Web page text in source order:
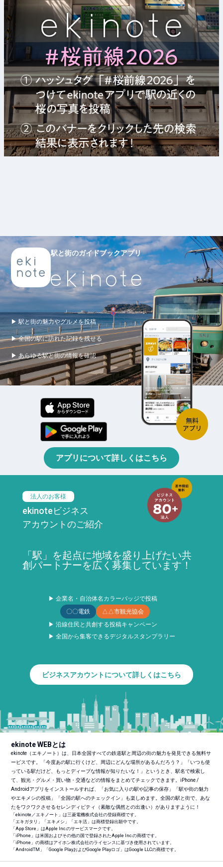
駅と街のガイドブックアプリ
▶ 駅と街の魅力やグルメを投稿
▶ 全国の駅に訪れた記録を残せる
▶ あらゆる駅と街の情報を確認
アプリについて詳しくはこちら
法人のお客様
ekinoteビジネス
アカウントのご紹介
「駅」を起点に地域を盛り上げたい共
創パートナーを広く募集しています！
▶ 企業名・自治体名カラーバッジで投稿
〇〇電鉄
△△市観光協会
▶ 沿線住民と共創する投稿キャンペーン
▶ 全国から集客できるデジタルスタンプラリー
ビジネスアカウントについて詳しくはこちら
ekinote WEBとは
ekinote（エキノート）は、日本全国すべての鉄道駅と周辺の街の魅力を発見できる無料サ
ービスです。「今度あの駅に行くけど、周辺にどんな場所があるんだろう？」「いつも使
っている駅だけど、もっとディープな情報が知りたいな！」というとき、駅名で検索し
て、観光・グルメ・買い物・交通などの情報をまとめてチェックできます。iPhone /
Androidアプリをインストールすれば、「お気に入りの駅や記事の保存」「駅や街の魅力
やエキメシの投稿」「全国の駅へのチェックイン」も楽しめます。全国の駅と街で、あな
たをワクワクさせるセレンディピティ（素敵な偶然との出逢い）がありますように！
「ekinote／エキノート」は三菱電機株式会社の登録商標です。
「エキガタリ」「エキメシ」「エキ活」は商標登録出願中です。
「App Store」はApple Inc.のサービスマークです。
「iPhone」は米国およびその他の国で登録されたApple Inc.の商標です。
「iPhone」の商標はアイホン株式会社のライセンスに基づき使用されています。
「AndroidTM 」「Google PlayおよびGoogle Playロゴ」はGoogle LLCの商標です。